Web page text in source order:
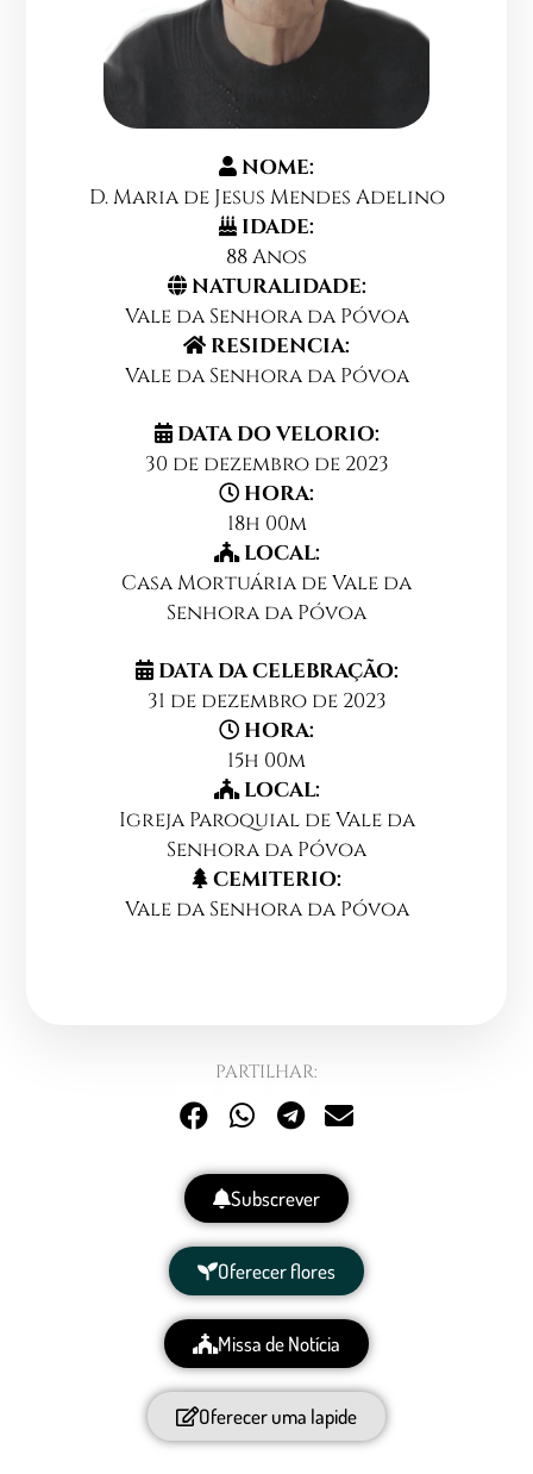
NOME:
D. Maria de Jesus Mendes Adelino
IDADE:
88 Anos
NATURALIDADE:
Vale da Senhora da Póvoa
RESIDENCIA:
Vale da Senhora da Póvoa
DATA DO VELORIO:
30 de dezembro de 2023
HORA:
18h 00m
LOCAL:
Casa Mortuária de Vale da
Senhora da Póvoa
DATA DA CELEBRAÇÃO:
31 de dezembro de 2023
HORA:
15h 00m
LOCAL:
Igreja Paroquial de Vale da
Senhora da Póvoa
CEMITERIO:
Vale da Senhora da Póvoa
PARTILHAR:
Subscrever
Oferecer flores
Missa de Notícia
Oferecer uma lapide